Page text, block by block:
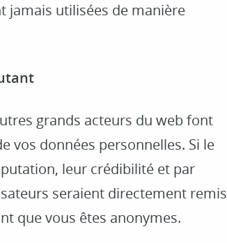
jamais utilisées de manière
grands acteurs du web font
vos données personnelles. Si le
leur crédibilité et par
seraient directement remis
que vous êtes anonymes.